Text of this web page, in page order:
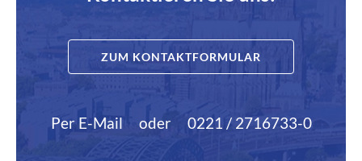
ZUM KONTAKTFORMULAR
Per E-Mail oder 0221 / 2716733-0